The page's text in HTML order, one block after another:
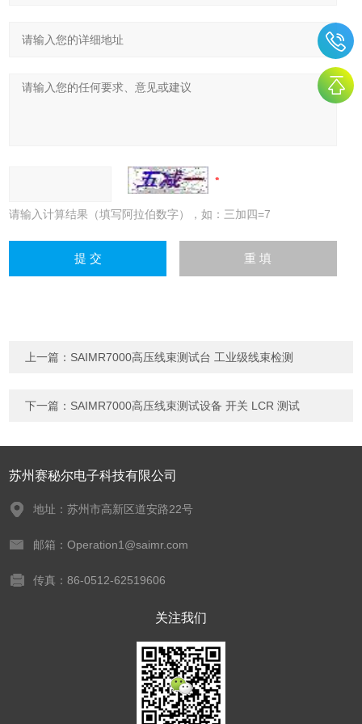
请输入计算结果（填写阿拉伯数字），如：三加四=7
上一篇： SAIMR7000高压线束测试台 工业级线束检测
下一篇： SAIMR7000高压线束测试设备 开关 LCR 测试
苏州赛秘尔电子科技有限公司
地址：苏州市高新区道安路22号
邮箱：Operation1@saimr.com
传真：86-0512-62519606
关注我们